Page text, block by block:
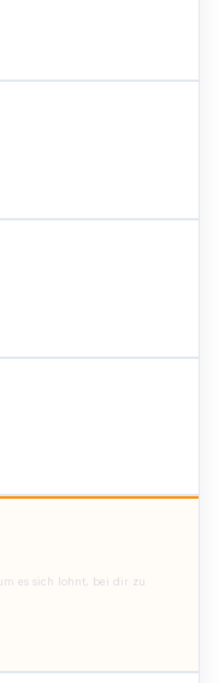
es sich lohnt, bei dir zu